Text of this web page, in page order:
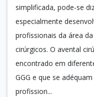
simplificada, pode-se
especialmente
profissionais da área
cirúrgicos. O avental
encontrado em
GGG e que se
profission...